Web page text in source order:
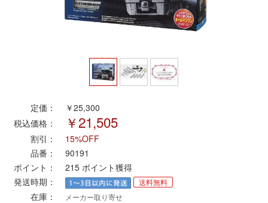
Bトレインショーティー
MODEMO(モデモ)
さんけい
トラムウェイ
定価：
￥25,300
税込価格：
￥21,505
割引：
15%OFF
品番：
90191
ポイント：
215 ポイント獲得
発送時期：
送料無料
在庫： メーカー取り寄せ